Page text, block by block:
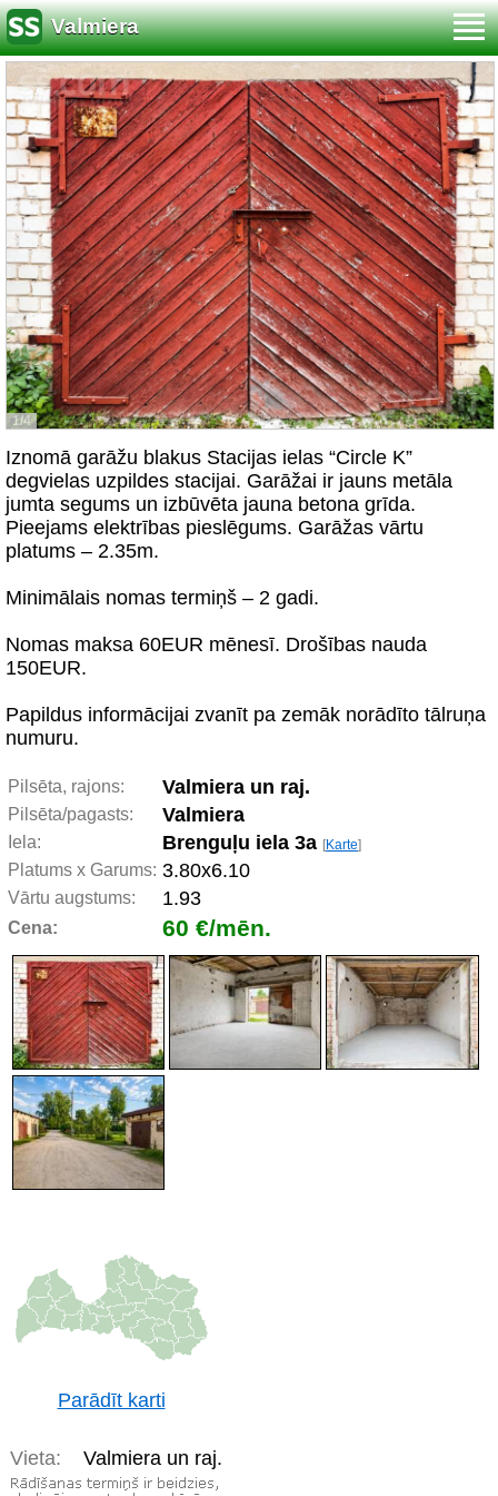
Valmiera
1/4
Iznomā garāžu blakus Stacijas ielas “Circle K”
degvielas uzpildes stacijai. Garāžai ir jauns metāla
jumta segums un izbūvēta jauna betona grīda.
Pieejams elektrības pieslēgums. Garāžas vārtu
platums – 2.35m.
Minimālais nomas termiņš – 2 gadi.
Nomas maksa 60EUR mēnesī. Drošības nauda
150EUR.
Papildus informācijai zvanīt pa zemāk norādīto tālruņa
numuru.
Pilsēta, rajons: Valmiera un raj.
Pilsēta/pagasts: Valmiera
Iela: Brenguļu iela 3a [Karte]
Platums x Garums: 3.80x6.10
Vārtu augstums: 1.93
Cena: 60 €/mēn.
Parādīt karti
Vieta: Valmiera un raj.